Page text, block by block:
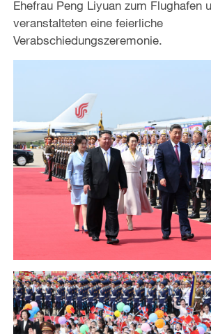
d
e
Ehefrau Peng Liyuan zum Flughafen
veranstalteten eine feierliche
Verabschiedungszeremonie.